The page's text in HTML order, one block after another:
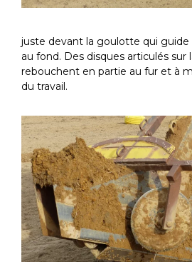
juste devant la goulotte qui guide
au fond. Des disques articulés sur
rebouchent en partie au fur et à
du travail.